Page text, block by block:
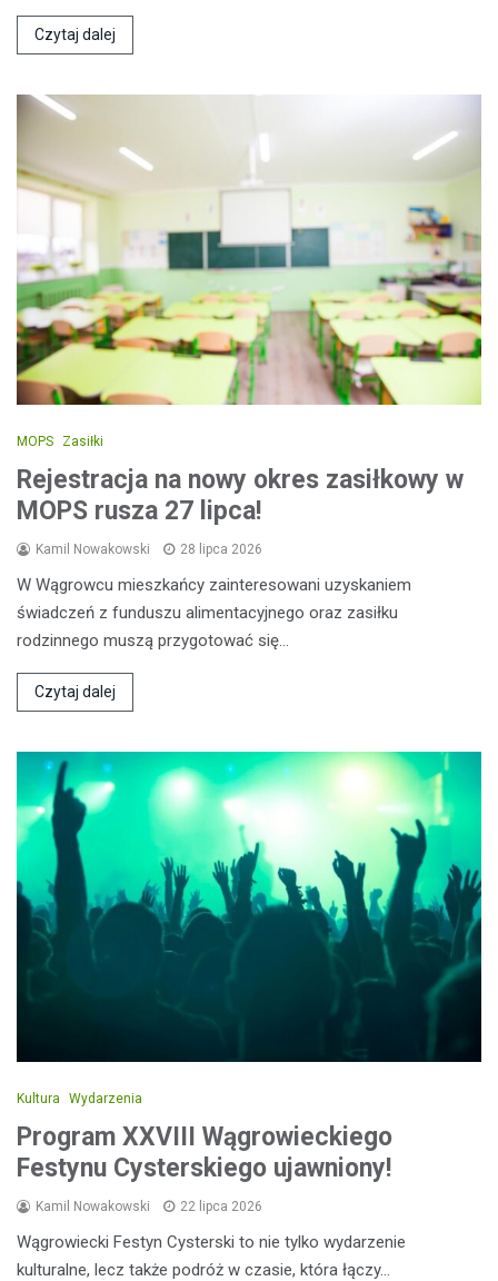
Czytaj dalej
MOPS Zasiłki
Rejestracja na nowy okres zasiłkowy w
MOPS rusza 27 lipca!
Kamil Nowakowski 28 lipca 2026
W Wągrowcu mieszkańcy zainteresowani uzyskaniem
świadczeń z funduszu alimentacyjnego oraz zasiłku
rodzinnego muszą przygotować się…
Czytaj dalej
Kultura Wydarzenia
Program XXVIII Wągrowieckiego
Festynu Cysterskiego ujawniony!
Kamil Nowakowski 22 lipca 2026
Wągrowiecki Festyn Cysterski to nie tylko wydarzenie
kulturalne, lecz także podróż w czasie, która łączy…